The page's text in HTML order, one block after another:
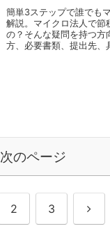
簡単3ステップで誰でも
解説。マイクロ法人で節
の？そんな疑問を持つ方
方、必要書類、提出先、
次のページ
2 3 次